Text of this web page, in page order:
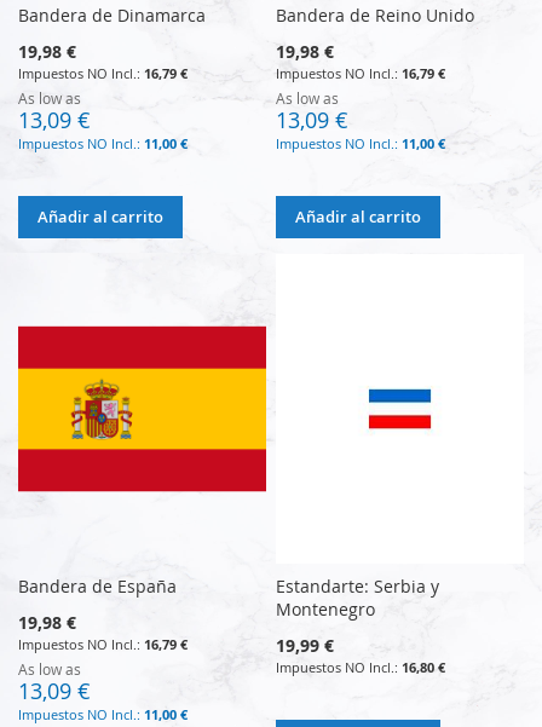
Bandera de Dinamarca
19,98 €
16,79 €
As low as
13,09 €
11,00 €
Añadir al carrito
Bandera de Reino Unido
19,98 €
16,79 €
As low as
13,09 €
11,00 €
Añadir al carrito
Bandera de España
19,98 €
16,79 €
As low as
13,09 €
11,00 €
Estandarte: Serbia y
Montenegro
19,99 €
16,80 €